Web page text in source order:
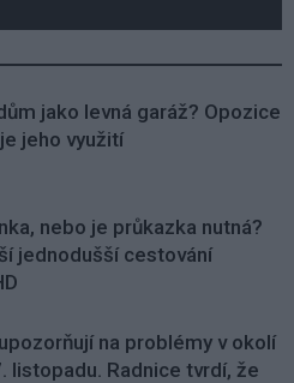
jako levná garáž? Opozice
jeho využití
nebo je průkazka nutná?
jednodušší cestování
na problémy v okolí
listopadu. Radnice tvrdí, že